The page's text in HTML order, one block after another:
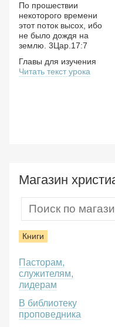
По прошествии
некоторого времени
этот поток высох, ибо
не было дождя на
землю. 3Цар.17:7
Главы для изучения
Читать текст урока
Магазин
Книги
Пасторам,
служителям,
лидерам
В библиотеку
проповедника